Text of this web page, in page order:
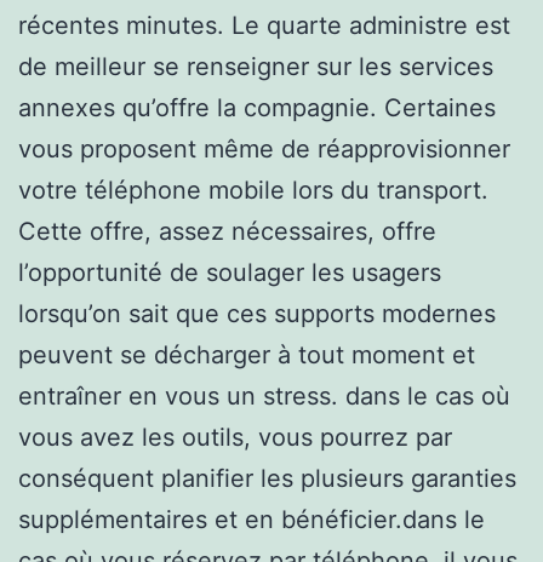
récentes minutes. Le quarte administre est
de meilleur se renseigner sur les services
annexes qu’offre la compagnie. Certaines
vous proposent même de réapprovisionner
votre téléphone mobile lors du transport.
Cette offre, assez nécessaires, offre
l’opportunité de soulager les usagers
lorsqu’on sait que ces supports modernes
peuvent se décharger à tout moment et
entraîner en vous un stress. dans le cas où
vous avez les outils, vous pourrez par
conséquent planifier les plusieurs garanties
supplémentaires et en bénéficier.dans le